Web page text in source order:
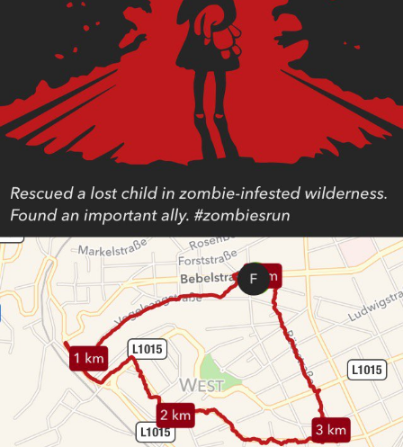
zombie-
infested
wilderness…